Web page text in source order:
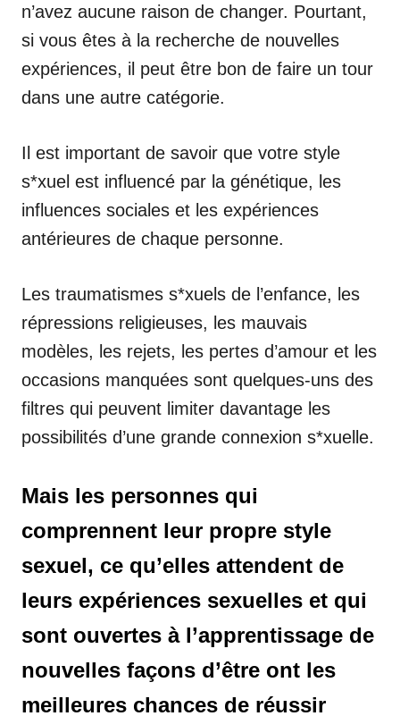
n’avez aucune raison de changer. Pourtant,
si vous êtes à la recherche de nouvelles
expériences, il peut être bon de faire un tour
dans une autre catégorie.
Il est important de savoir que votre style
s*xuel est influencé par la génétique, les
influences sociales et les expériences
antérieures de chaque personne.
Les traumatismes s*xuels de l’enfance, les
répressions religieuses, les mauvais
modèles, les rejets, les pertes d’amour et les
occasions manquées sont quelques-uns des
filtres qui peuvent limiter davantage les
possibilités d’une grande connexion s*xuelle.
Mais les personnes qui
comprennent leur propre style
sexuel, ce qu’elles attendent de
leurs expériences sexuelles et qui
sont ouvertes à l’apprentissage de
nouvelles façons d’être ont les
meilleures chances de réussir